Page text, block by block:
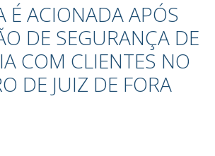
É ACIONADA APÓS
DE SEGURANÇA DE
COM CLIENTES NO
DE JUIZ DE FORA